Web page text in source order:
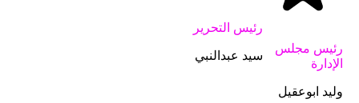
رئيس مجلس
الإدارة
وليد ابوعقيل
رئيس التحرير
سيد عبدالنبي